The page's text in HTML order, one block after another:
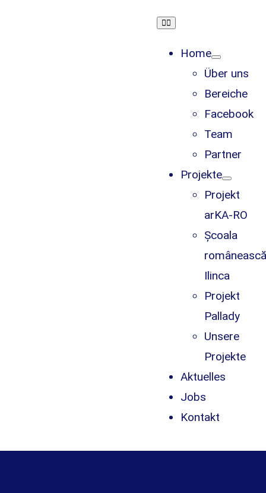
Toggle
Navigation
Home
Über uns
Bereiche
Facebook
Team
Partner
Projekte
Projekt
arKA-RO
Școala
românească
Ilinca
Projekt
Pallady
Unsere
Projekte
Aktuelles
Jobs
Kontakt